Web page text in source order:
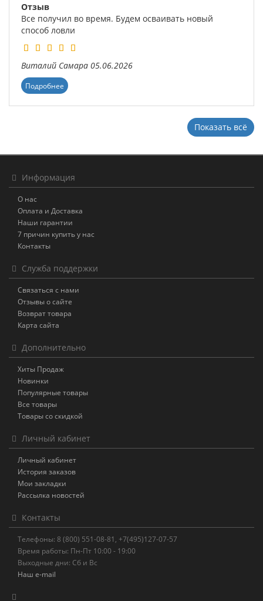
Отзыв
Все получил во время. Будем осваивать новый
способ ловли
Виталий Самара 05.06.2026
Подробнее
Показать всё
Информация
О нас
Оплата и Доставка
Наши гарантии
7 причин купить у нас
Контакты
Служба поддержки
Связаться с нами
Отзывы о сайте
Возврат товара
Карта сайта
Дополнительно
Хиты Продаж
Новинки
Популярные товары
Все товары
Товары со скидкой
Личный кабинет
Личный кабинет
История заказов
Мои закладки
Рассылка новостей
Контакты
Телефоны: 8 (800) 551-08-81, +7(495)127-07-57
Время работы: Пн-Пт 10:00 - 19:00
Выходные дни: Сб и Вс
Наш e-mail